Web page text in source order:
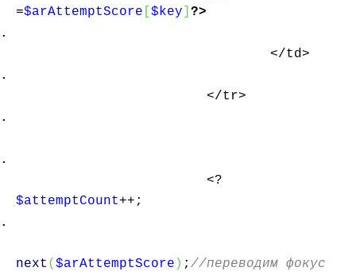
=$arAttemptScore $key ?>
</td>
</tr>
<?
$attemptCount++;
next ( $arAttemptScore ) ; //переводим фокус